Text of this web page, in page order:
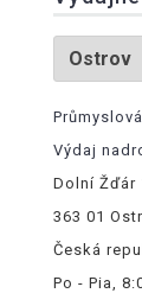
Výdaj
Dolní Žďár
363 01
Česká
Po - Pia,